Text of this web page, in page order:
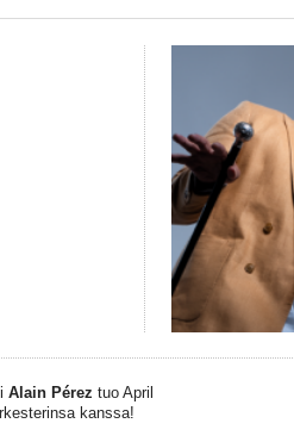
Alain Pérez tuo April
kanssa!